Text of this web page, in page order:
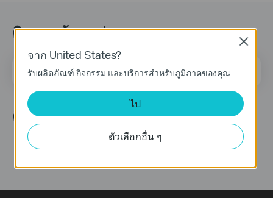
ติดตามข้อมูลข่าวสาร
ที่อยู่อีเมล ลงทะเบียน
ติดตามเรา
จาก United States?
รับผลิตภัณฑ์ กิจกรรม และบริการสำหรับภูมิภาคของคุณ
ไป
ตัวเลือกอื่น ๆ
Close